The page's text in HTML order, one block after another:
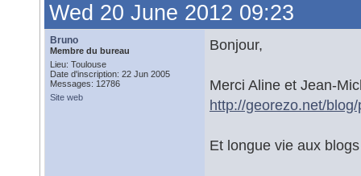
Wed 20 June 2012 09:23
Bruno
Membre du bureau
Lieu: Toulouse
Date d'inscription: 22 Jun 2005
Messages: 12786
Site web
Bonjour,
Merci Aline et Jean-
http://georezo.net/
Et longue vie aux